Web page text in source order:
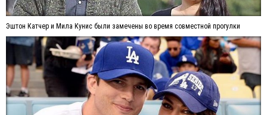
Эштон Катчер и Мила Кунис были замечены во время совместной прогулки